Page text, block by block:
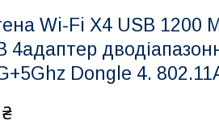
Wi-Fi Х4 USB 1200
4адаптер
Dongle 4.